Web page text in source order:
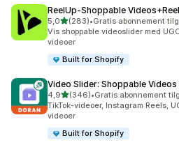
ReelUp‑Shoppable
5,0ud af 5 stjerner
(283)
283 anmeldelser i alt
•Gratis abonnement
Vis shoppable videoslider med
videoer
Built for Shopify
Video Slider: Shoppable Videos
4,9ud af 5 stjerner
(346)
346 anmeldelser i alt
•Gratis abonnement
TikTok-videoer, Instagram Reels,
videoer
Built for Shopify